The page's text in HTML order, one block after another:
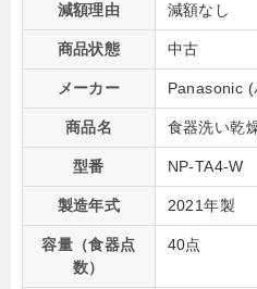
減額理由 減額なし
商品状態 中古
メーカー Panasonic (
商品名 食器洗い乾
型番 NP-TA4-W
製造年式 2021年製
容量（食器点
数）
40点